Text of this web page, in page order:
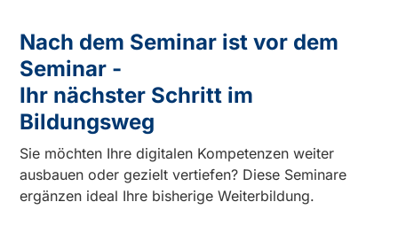
Nach dem Seminar ist vor dem
Seminar -
Ihr nächster Schritt im
Bildungsweg
Sie möchten Ihre digitalen Kompetenzen weiter
ausbauen oder gezielt vertiefen? Diese Seminare
ergänzen ideal Ihre bisherige Weiterbildung.